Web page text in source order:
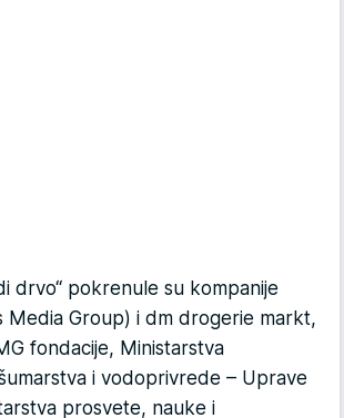
drvo“ pokrenule su kompanije
Media Group) i dm drogerie markt,
fondacije, Ministarstva
i vodoprivrede – Uprave
prosvete, nauke i